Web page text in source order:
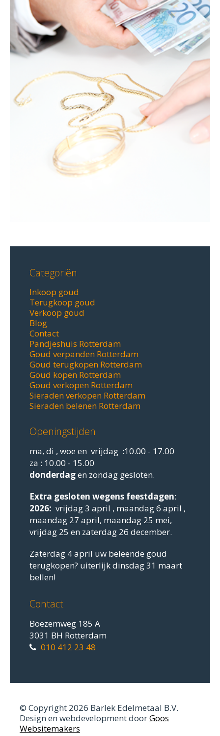
Categoriën
Inkoop goud
Terugkoop goud
Verkoop goud
Blog
Contact
Pandjeshuis Rotterdam
Goud verpanden Rotterdam
Goud terugkopen Rotterdam
Goud kopen Rotterdam
Goud verkopen Rotterdam
Sieraden verkopen Rotterdam
Sieraden belenen Rotterdam
Openingstijden
ma, di , woe en vrijdag :10.00 - 17.00
za : 10.00 - 15.00
donderdagen zondag gesloten.
Extra gesloten wegens feestdagen:
2026: vrijdag 3 april , maandag 6 april ,
maandag 27 april, maandag 25 mei,
vrijdag 25 en zaterdag 26 december.
Zaterdag 4 april uw beleende goud
terugkopen? uiterlijk dinsdag 31 maart
bellen!
Contact
Boezemweg 185 A
3031 BH Rotterdam
010 412 23 48
© Copyright 2026 Barlek Edelmetaal B.V.
Design en webdevelopment doorGoos
Websitemakers